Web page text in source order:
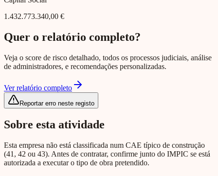
1.432.773.340,00 €
Quer o relatório completo?
Veja o score de risco detalhado, todos os processos judiciais, análise
de administradores, e recomendações personalizadas.
Ver relatório completo
Reportar erro neste registo
Sobre esta atividade
Esta empresa não está classificada num CAE típico de construção
(41, 42 ou 43). Antes de contratar, confirme junto do IMPIC se está
autorizada a executar o tipo de obra pretendido.